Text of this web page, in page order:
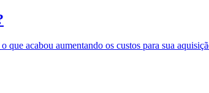
acabou aumentando os custos para sua